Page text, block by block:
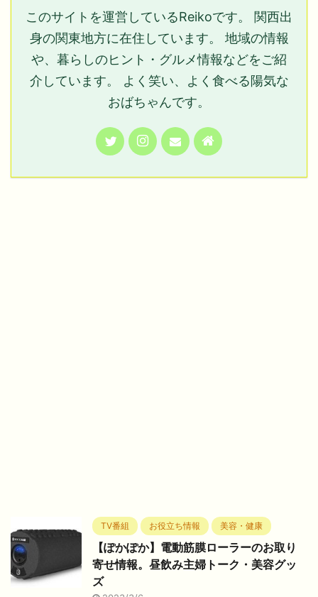
このサイトを運営しているReikoです。 関西出
身の関東地方に在住しています。 地域の情報
や、暮らしのヒント・グルメ情報などをご紹
介しています。 よく笑い、よく食べる陽気な
おばちゃんです。
TV番組 お役立ち情報 美容・健康
【ぽかぽか】電動筋膜ローラーのお取り
寄せ情報。昼飲み主婦トーク・美容グッ
ズ